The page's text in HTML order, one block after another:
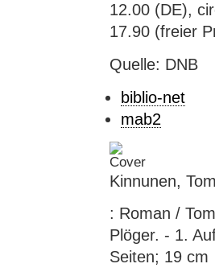
12.00 (DE),
17.90 (freier
Quelle: DNB
biblio-net
mab2
Kinnunen,
: Roman /
Plöger. - 1.
Seiten; 19 cm